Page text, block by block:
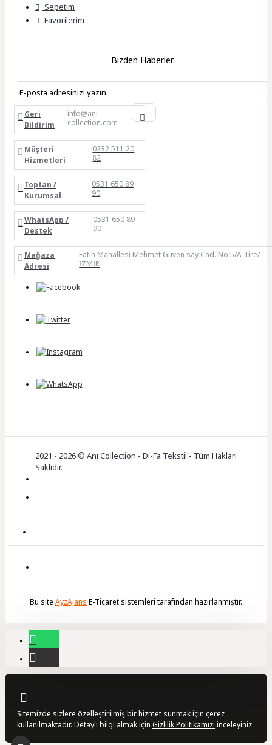
Sepetim
Favorilerim
Bizden Haberler
Geri
Bildirim
info@ani-
collection.com
Müşteri
Hizmetleri
0232 511 20
82
Toptan /
Kurumsal
0531 650 89
90
WhatsApp /
Destek
0531 650 89
90
Mağaza
Adresi
Fatih Mahallesi Mehmet Güven say Cad. No:5/A Tire/
İZMİR
2021 - 2026 © Anı Collection - Di-Fa Tekstil - Tüm Hakları
Saklıdır.
Bu site AyzAjans E-Ticaret sistemleri tarafından hazırlanmıştır.
Sitemizde sizlere özelleştirilmiş bir hizmet sunmak için çerez
kullanılmaktadır. Detaylı bilgi almak için Gizlilik Politikamızı inceleyiniz.